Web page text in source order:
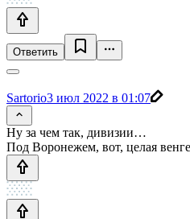
Ответить
Sartorio3 июл 2022 в 01:07
Ну за чем так, дивизии…
Под Воронежем, вот, целая